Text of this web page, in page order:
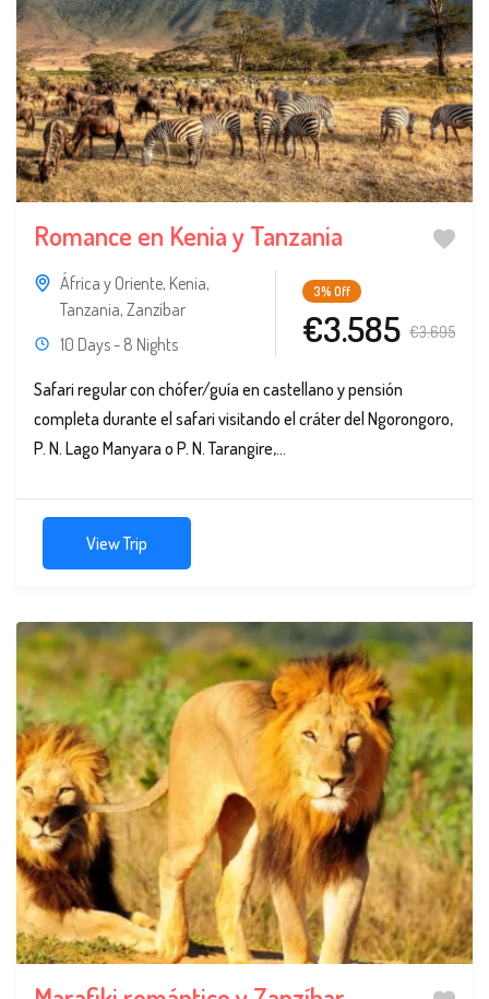
Romance en Kenia y Tanzania
África y Oriente, Kenia,
Tanzania, Zanzíbar
10 Days - 8 Nights
3% Off
€3.585 €3.695
Safari regular con chófer/guía en castellano y pensión
completa durante el safari visitando el cráter del Ngorongoro,
P. N. Lago Manyara o P. N. Tarangire,...
View Trip